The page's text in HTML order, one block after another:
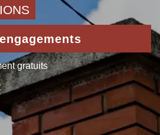
gratuits